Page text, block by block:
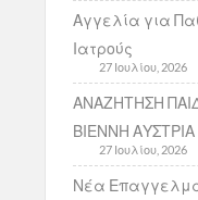
Αγγελία για
Ιατρούς
27 Ιουλίου, 2026
ΑΝΑΖΗΤΗΣΗ
ΒΙΕΝΝΗ ΑΥΣΤΡΙΑ
27 Ιουλίου, 2026
Νέα